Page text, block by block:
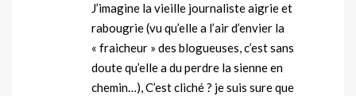
J’imagine la vieille journaliste aigrie et
rabougrie (vu qu’elle a l’air d’envier la
« fraicheur » des blogueuses, c’est sans
doute qu’elle a du perdre la sienne en
chemin…), C’est cliché ? je suis sure que